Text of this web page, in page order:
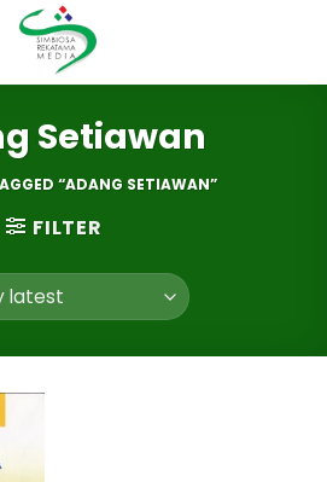
Setiawan
“ADANG SETIAWAN”
FILTER